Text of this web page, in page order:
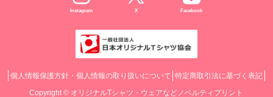
Instagram X Facebook
個人情報保護方針・個人情報の取り扱いについて 特定商取引法に基づく表記
Copyright © オリジナルTシャツ・ウェアなどノベルティプリント